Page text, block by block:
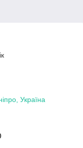
Україна